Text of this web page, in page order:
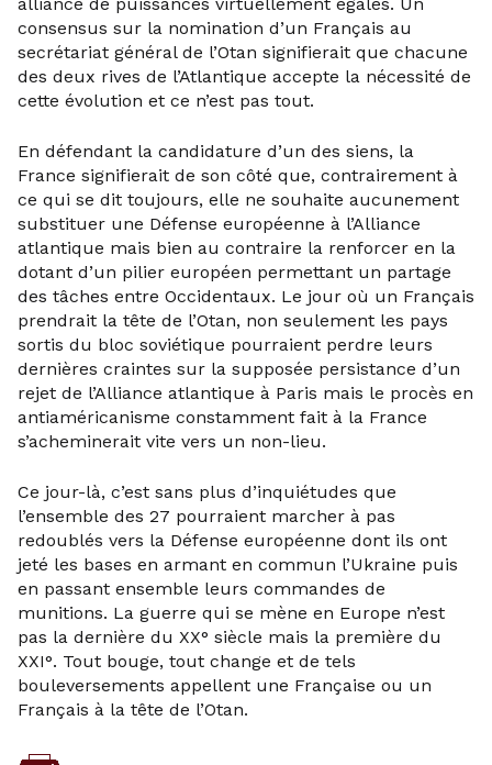
consensus sur la nomination d’un Français au
secrétariat général de l’Otan signifierait que chacune
des deux rives de l’Atlantique accepte la nécessité de
cette évolution et ce n’est pas tout.
En défendant la candidature d’un des siens, la
France signifierait de son côté que, contrairement à
ce qui se dit toujours, elle ne souhaite aucunement
substituer une Défense européenne à l’Alliance
atlantique mais bien au contraire la renforcer en la
dotant d’un pilier européen permettant un partage
des tâches entre Occidentaux. Le jour où un Français
prendrait la tête de l’Otan, non seulement les pays
sortis du bloc soviétique pourraient perdre leurs
dernières craintes sur la supposée persistance d’un
rejet de l’Alliance atlantique à Paris mais le procès en
antiaméricanisme constamment fait à la France
s’acheminerait vite vers un non-lieu.
Ce jour-là, c’est sans plus d’inquiétudes que
l’ensemble des 27 pourraient marcher à pas
redoublés vers la Défense européenne dont ils ont
jeté les bases en armant en commun l’Ukraine puis
en passant ensemble leurs commandes de
munitions. La guerre qui se mène en Europe n’est
pas la dernière du XX° siècle mais la première du
XXI°. Tout bouge, tout change et de tels
bouleversements appellent une Française ou un
Français à la tête de l’Otan.